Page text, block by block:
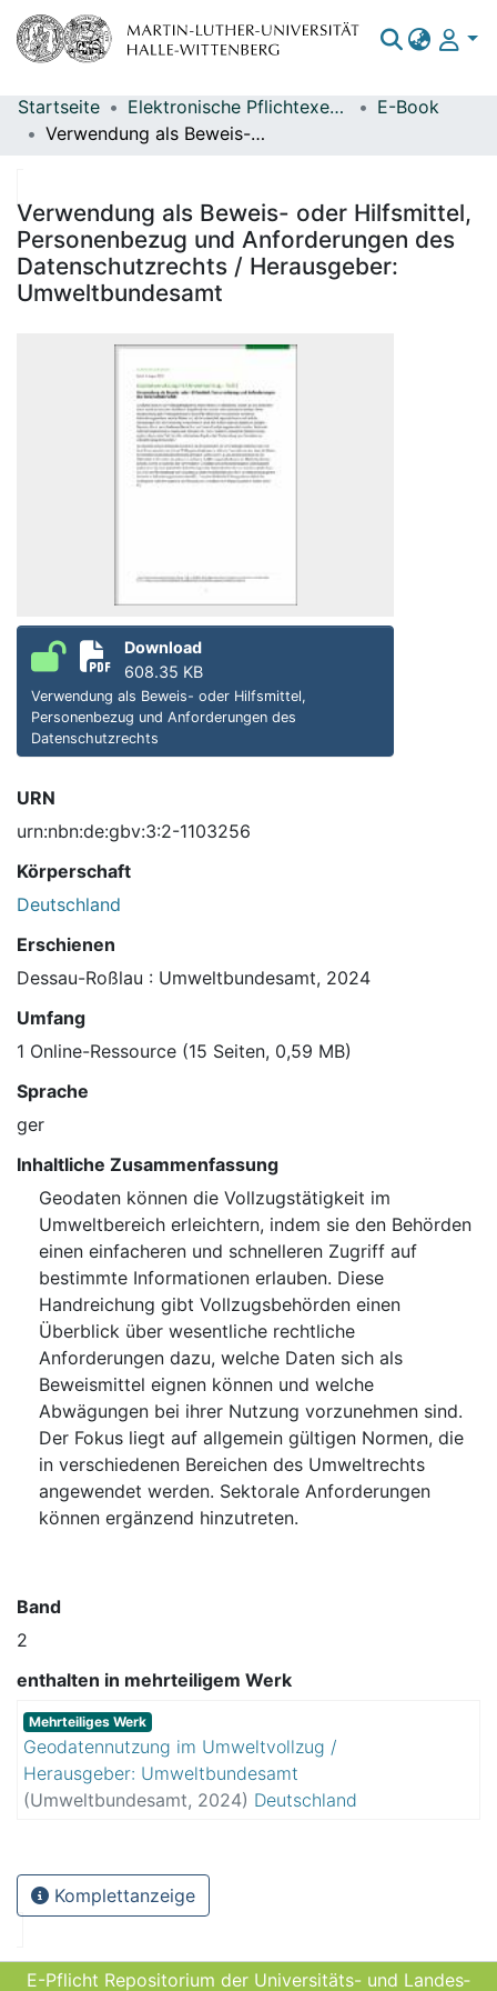
Bereiche & Sammlungen
Statistiken
Startseite Elektronische Pflichtexemplare
E-Book
Verwendung als Beweis- oder Hilfsmittel, Personenbezug und Anforderungen des Datenschutzrechts / Herausgeber: Umweltbundesamt
Verwendung als Beweis- oder Hilfsmittel,
Personenbezug und Anforderungen des
Datenschutzrechts / Herausgeber:
Umweltbundesamt
Download
608.35 KB
Verwendung als Beweis- oder Hilfsmittel,
Personenbezug und Anforderungen des
Datenschutzrechts
URN
urn:nbn:de:gbv:3:2-1103256
Körperschaft
Deutschland
Erschienen
Dessau-Roßlau : Umweltbundesamt, 2024
Umfang
1 Online-Ressource (15 Seiten, 0,59 MB)
Sprache
ger
Inhaltliche Zusammenfassung
Geodaten können die Vollzugstätigkeit im
Umweltbereich erleichtern, indem sie den Behörden
einen einfacheren und schnelleren Zugriff auf
bestimmte Informationen erlauben. Diese
Handreichung gibt Vollzugsbehörden einen
Überblick über wesentliche rechtliche
Anforderungen dazu, welche Daten sich als
Beweismittel eignen können und welche
Abwägungen bei ihrer Nutzung vorzunehmen sind.
Der Fokus liegt auf allgemein gültigen Normen, die
in verschiedenen Bereichen des Umweltrechts
angewendet werden. Sektorale Anforderungen
können ergänzend hinzutreten.
Band
2
enthalten in mehrteiligem Werk
Mehrteiliges Werk
Geodatennutzung im Umweltvollzug /
Herausgeber: Umweltbundesamt
(Umweltbundesamt, 2024) Deutschland
Komplettanzeige
E-Pflicht Repositorium der Universitäts- und Landes­